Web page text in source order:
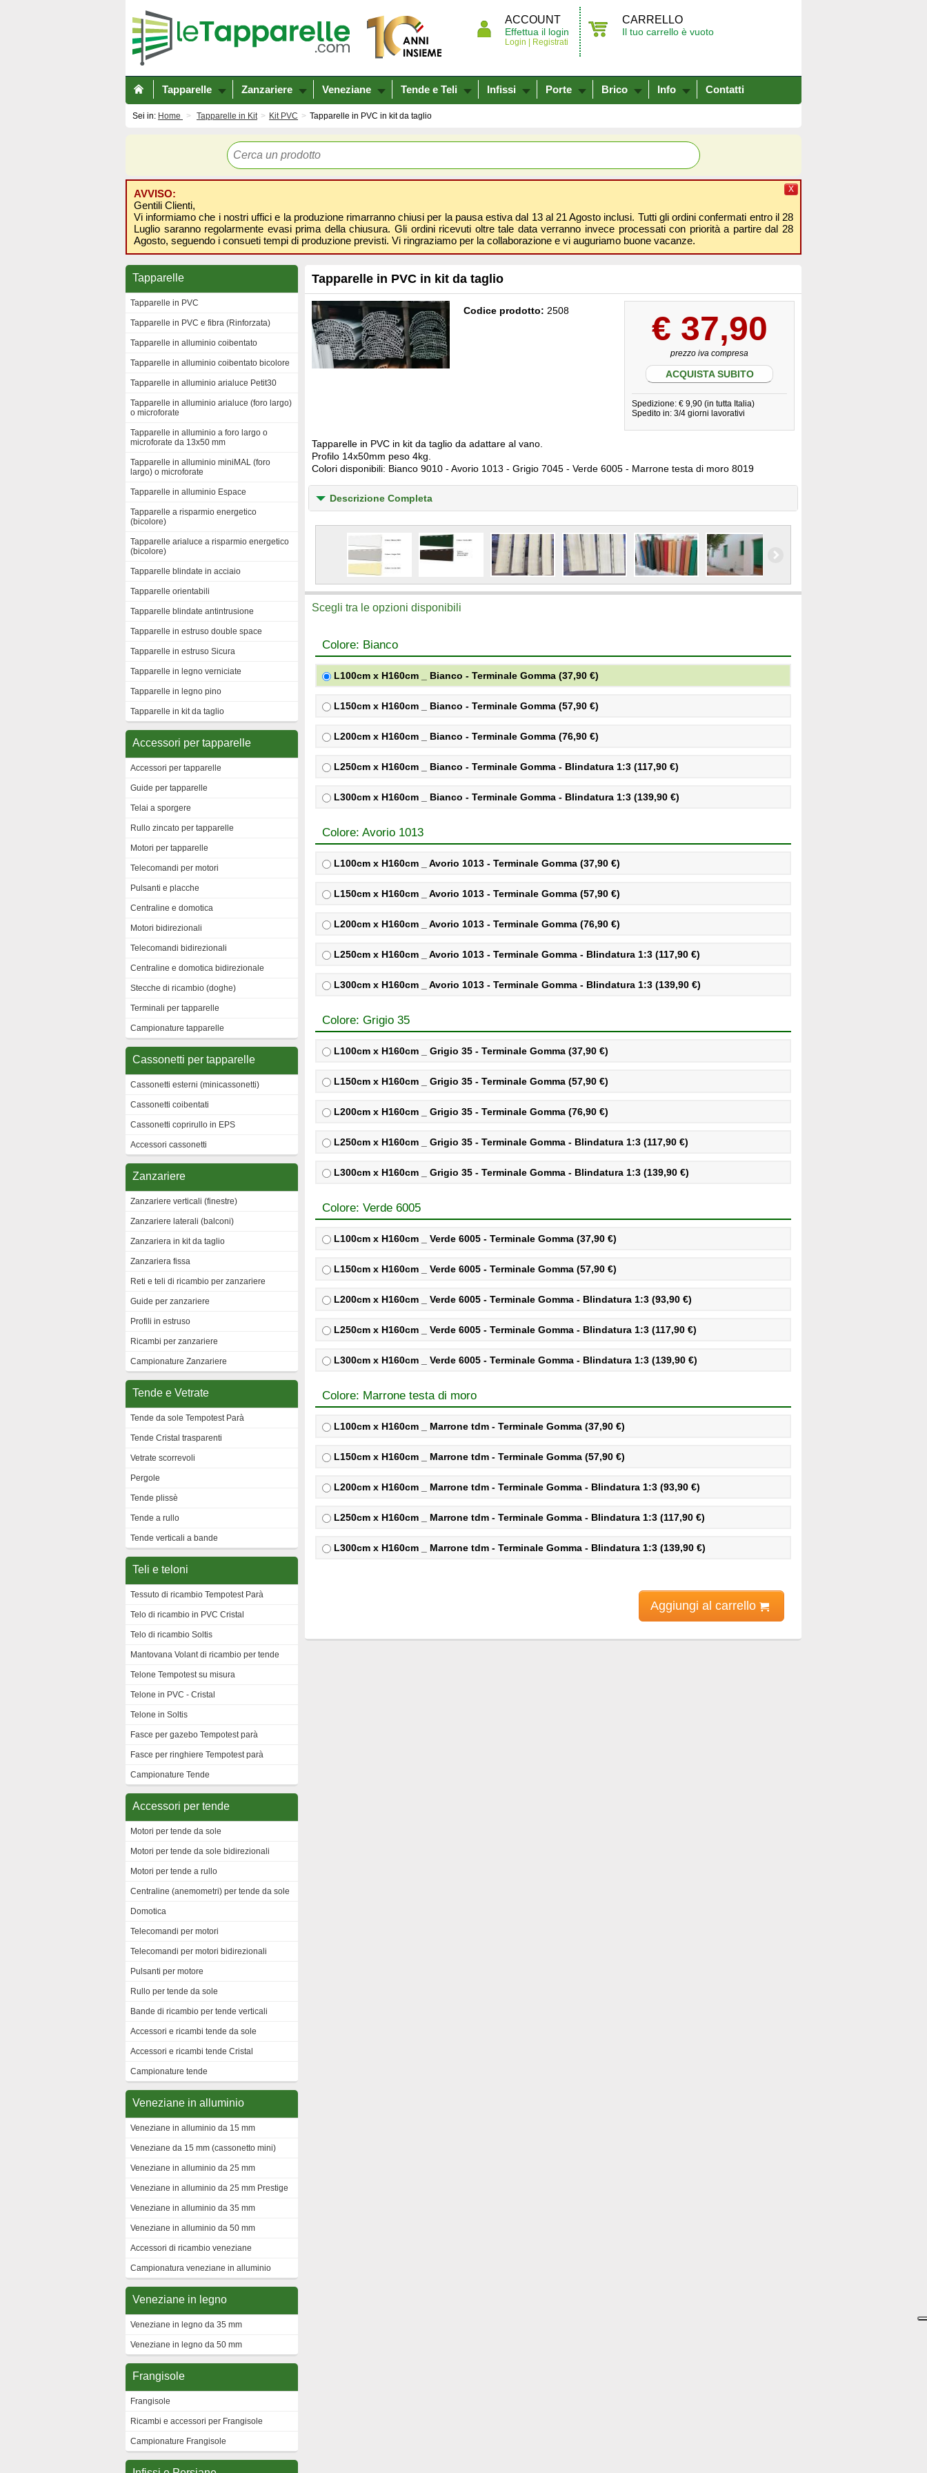
ACCOUNT
Effettua il login
Login | Registrati
CARRELLO
Il tuo carrello è vuoto
Tapparelle Zanzariere Veneziane Tende e Teli Infissi Porte Brico Info Contatti
Sei in: Home Tapparelle in Kit Kit PVC Tapparelle in PVC in kit da taglio
AVVISO:
Gentili Clienti,
Vi informiamo che i nostri uffici e la produzione rimarranno chiusi per la pausa estiva dal 13 al 21 Agosto inclusi. Tutti gli ordini confermati entro il 28
Luglio saranno regolarmente evasi prima della chiusura. Gli ordini ricevuti oltre tale data verranno invece processati con priorità a partire dal 28
Agosto, seguendo i consueti tempi di produzione previsti. Vi ringraziamo per la collaborazione e vi auguriamo buone vacanze.
X
Tapparelle
Tapparelle in PVC
Tapparelle in PVC e fibra (Rinforzata)
Tapparelle in alluminio coibentato
Tapparelle in alluminio coibentato bicolore
Tapparelle in alluminio arialuce Petit30
Tapparelle in alluminio arialuce (foro largo)
o microforate
Tapparelle in alluminio a foro largo o
microforate da 13x50 mm
Tapparelle in alluminio miniMAL (foro
largo) o microforate
Tapparelle in alluminio Espace
Tapparelle a risparmio energetico
(bicolore)
Tapparelle arialuce a risparmio energetico
(bicolore)
Tapparelle blindate in acciaio
Tapparelle orientabili
Tapparelle blindate antintrusione
Tapparelle in estruso double space
Tapparelle in estruso Sicura
Tapparelle in legno verniciate
Tapparelle in legno pino
Tapparelle in kit da taglio
Accessori per tapparelle
Accessori per tapparelle
Guide per tapparelle
Telai a sporgere
Rullo zincato per tapparelle
Motori per tapparelle
Telecomandi per motori
Pulsanti e placche
Centraline e domotica
Motori bidirezionali
Telecomandi bidirezionali
Centraline e domotica bidirezionale
Stecche di ricambio (doghe)
Terminali per tapparelle
Campionature tapparelle
Cassonetti per tapparelle
Cassonetti esterni (minicassonetti)
Cassonetti coibentati
Cassonetti coprirullo in EPS
Accessori cassonetti
Zanzariere
Zanzariere verticali (finestre)
Zanzariere laterali (balconi)
Zanzariera in kit da taglio
Zanzariera fissa
Reti e teli di ricambio per zanzariere
Guide per zanzariere
Profili in estruso
Ricambi per zanzariere
Campionature Zanzariere
Tende e Vetrate
Tende da sole Tempotest Parà
Tende Cristal trasparenti
Vetrate scorrevoli
Pergole
Tende plissè
Tende a rullo
Tende verticali a bande
Teli e teloni
Tessuto di ricambio Tempotest Parà
Telo di ricambio in PVC Cristal
Telo di ricambio Soltis
Mantovana Volant di ricambio per tende
Telone Tempotest su misura
Telone in PVC - Cristal
Telone in Soltis
Fasce per gazebo Tempotest parà
Fasce per ringhiere Tempotest parà
Campionature Tende
Accessori per tende
Motori per tende da sole
Motori per tende da sole bidirezionali
Motori per tende a rullo
Centraline (anemometri) per tende da sole
Domotica
Telecomandi per motori
Telecomandi per motori bidirezionali
Pulsanti per motore
Rullo per tende da sole
Bande di ricambio per tende verticali
Accessori e ricambi tende da sole
Accessori e ricambi tende Cristal
Campionature tende
Veneziane in alluminio
Veneziane in alluminio da 15 mm
Veneziane da 15 mm (cassonetto mini)
Veneziane in alluminio da 25 mm
Veneziane in alluminio da 25 mm Prestige
Veneziane in alluminio da 35 mm
Veneziane in alluminio da 50 mm
Accessori di ricambio veneziane
Campionatura veneziane in alluminio
Veneziane in legno
Veneziane in legno da 35 mm
Veneziane in legno da 50 mm
Frangisole
Frangisole
Ricambi e accessori per Frangisole
Campionature Frangisole
Tapparelle in PVC in kit da taglio
Codice prodotto: 2508 € 37,90
prezzo iva compresa
ACQUISTA SUBITO
Spedizione: € 9,90 (in tutta Italia)
Spedito in: 3/4 giorni lavorativi
Tapparelle in PVC in kit da taglio da adattare al vano.
Profilo 14x50mm peso 4kg.
Colori disponibili: Bianco 9010 - Avorio 1013 - Grigio 7045 - Verde 6005 - Marrone testa di moro 8019
Descrizione Completa
Scegli tra le opzioni disponibili
Colore: Bianco
L100cm x H160cm _ Bianco - Terminale Gomma (37,90 €)
L150cm x H160cm _ Bianco - Terminale Gomma (57,90 €)
L200cm x H160cm _ Bianco - Terminale Gomma (76,90 €)
L250cm x H160cm _ Bianco - Terminale Gomma - Blindatura 1:3 (117,90 €)
L300cm x H160cm _ Bianco - Terminale Gomma - Blindatura 1:3 (139,90 €)
Colore: Avorio 1013
L100cm x H160cm _ Avorio 1013 - Terminale Gomma (37,90 €)
L150cm x H160cm _ Avorio 1013 - Terminale Gomma (57,90 €)
L200cm x H160cm _ Avorio 1013 - Terminale Gomma (76,90 €)
L250cm x H160cm _ Avorio 1013 - Terminale Gomma - Blindatura 1:3 (117,90 €)
L300cm x H160cm _ Avorio 1013 - Terminale Gomma - Blindatura 1:3 (139,90 €)
Colore: Grigio 35
L100cm x H160cm _ Grigio 35 - Terminale Gomma (37,90 €)
L150cm x H160cm _ Grigio 35 - Terminale Gomma (57,90 €)
L200cm x H160cm _ Grigio 35 - Terminale Gomma (76,90 €)
L250cm x H160cm _ Grigio 35 - Terminale Gomma - Blindatura 1:3 (117,90 €)
L300cm x H160cm _ Grigio 35 - Terminale Gomma - Blindatura 1:3 (139,90 €)
Colore: Verde 6005
L100cm x H160cm _ Verde 6005 - Terminale Gomma (37,90 €)
L150cm x H160cm _ Verde 6005 - Terminale Gomma (57,90 €)
L200cm x H160cm _ Verde 6005 - Terminale Gomma - Blindatura 1:3 (93,90 €)
L250cm x H160cm _ Verde 6005 - Terminale Gomma - Blindatura 1:3 (117,90 €)
L300cm x H160cm _ Verde 6005 - Terminale Gomma - Blindatura 1:3 (139,90 €)
Colore: Marrone testa di moro
L100cm x H160cm _ Marrone tdm - Terminale Gomma (37,90 €)
L150cm x H160cm _ Marrone tdm - Terminale Gomma (57,90 €)
L200cm x H160cm _ Marrone tdm - Terminale Gomma - Blindatura 1:3 (93,90 €)
L250cm x H160cm _ Marrone tdm - Terminale Gomma - Blindatura 1:3 (117,90 €)
L300cm x H160cm _ Marrone tdm - Terminale Gomma - Blindatura 1:3 (139,90 €)
Aggiungi al carrello